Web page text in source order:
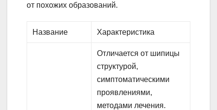
от похожих образований.
Название Характеристика
Отличается от шипицы
структурой,
симптоматическими
проявлениями,
методами лечения.